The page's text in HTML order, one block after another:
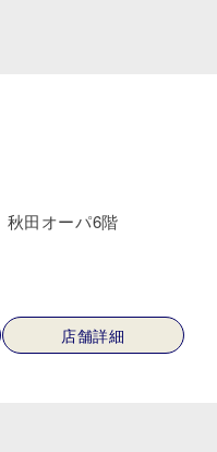
田オーパ6階
店舗詳細